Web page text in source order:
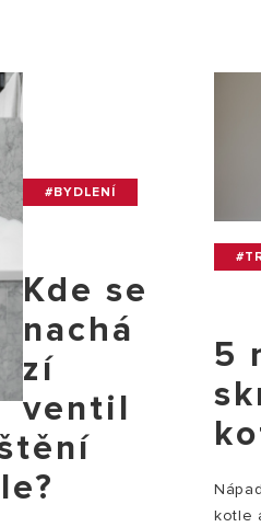
#BYDLENÍ
Kde se
nachá
zí
ventil
5
kotle